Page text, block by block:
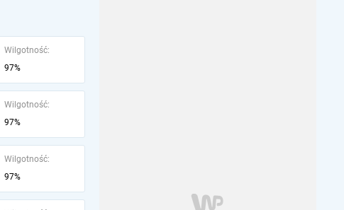
Wilgotność:
97%
Wilgotność:
97%
Wilgotność:
97%